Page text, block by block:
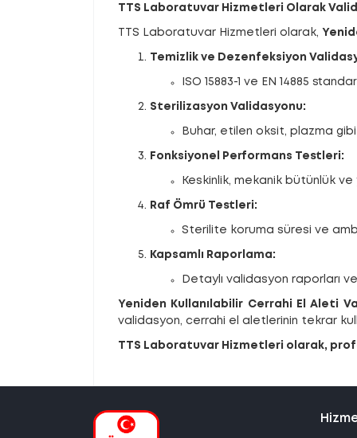
TTS Laboratuvar Hizmetleri Olarak
TTS Laboratuvar Hizmetleri olarak,
Temizlik ve Dezenfeksiyon
ISO 15883-1 ve EN 14885
Sterilizasyon Validasyonu:
Buhar, etilen oksit, plazma
Fonksiyonel Performans Testleri:
Keskinlik, mekanik bütünlük ve
Raf Ömrü Testleri:
Sterilite koruma süresi ve
Kapsamlı Raporlama:
Detaylı validasyon raporları
Yeniden Kullanılabilir Cerrahi El Aleti
validasyon, cerrahi el aletlerinin tekrar
TTS Laboratuvar Hizmetleri olarak,